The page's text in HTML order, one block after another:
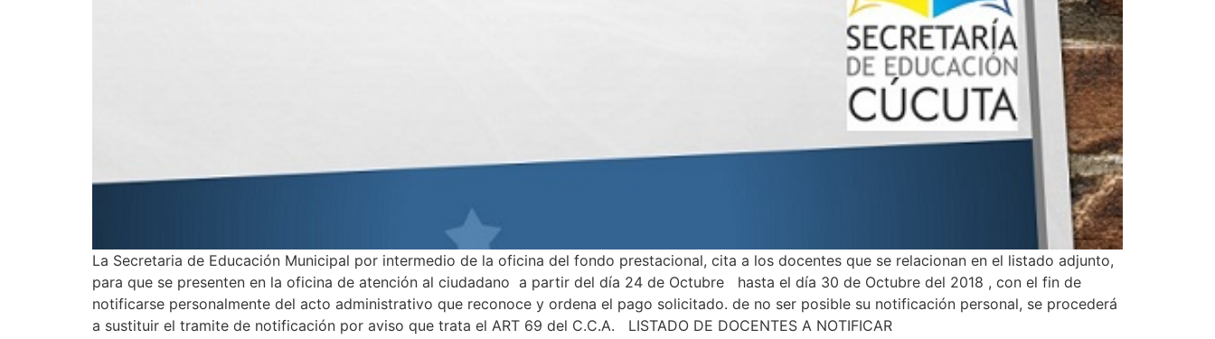
La Secretaria de Educación Municipal por intermedio de la oficina del fondo prestacional, cita a los docentes que se relacionan en el listado adjunto,
para que se presenten en la oficina de atención al ciudadano a partir del día 24 de Octubre hasta el día 30 de Octubre del 2018 , con el fin de
notificarse personalmente del acto administrativo que reconoce y ordena el pago solicitado. de no ser posible su notificación personal, se procederá
a sustituir el tramite de notificación por aviso que trata el ART 69 del C.C.A. LISTADO DE DOCENTES A NOTIFICAR